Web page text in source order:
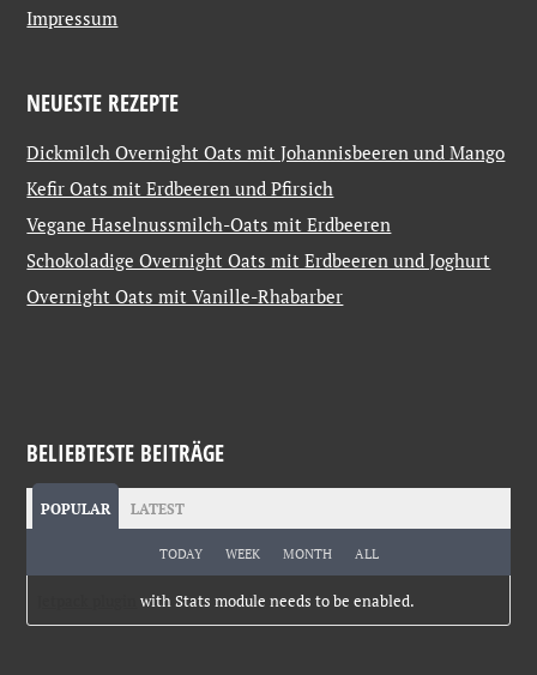
Impressum
NEUESTE REZEPTE
Dickmilch Overnight Oats mit Johannisbeeren und Mango
Kefir Oats mit Erdbeeren und Pfirsich
Vegane Haselnussmilch-Oats mit Erdbeeren
Schokoladige Overnight Oats mit Erdbeeren und Joghurt
Overnight Oats mit Vanille-Rhabarber
BELIEBTESTE BEITRÄGE
POPULAR LATEST
TODAY WEEK MONTH ALL
with Stats module needs to be enabled.